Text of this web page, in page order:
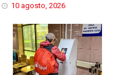
10 agosto, 2026